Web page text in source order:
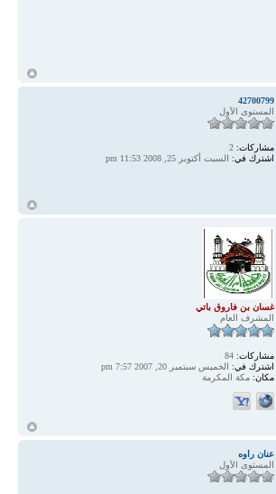
42700799
المستوى الأول
مشاركات:
اشترك في: السبت أكتوبر 25, 2008 11:53 pm
غسان بن فاروق باتي
المشرف العام
مشاركات:
اشترك في: الخميس سبتمبر 20, 2007 7:57 pm
مكان: مكة المكرمة
عنان راوه
المستوى الأول